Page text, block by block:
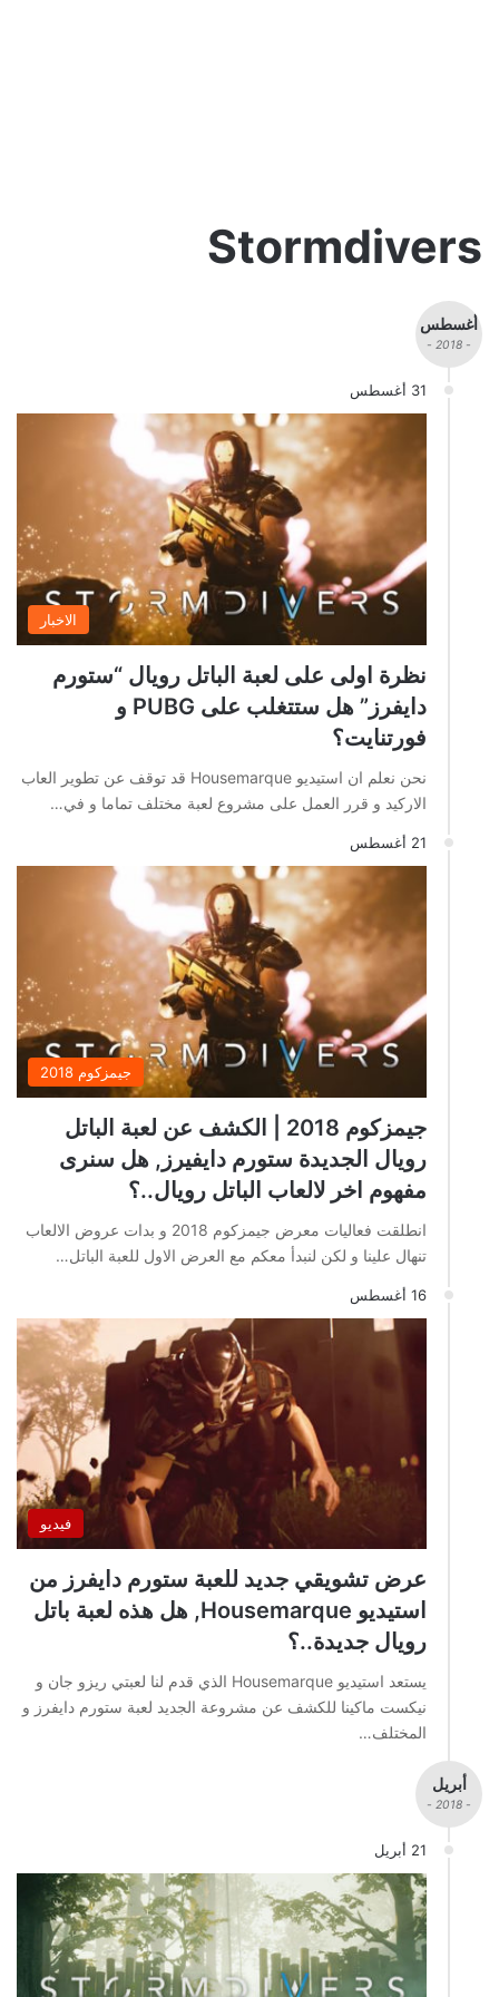
Stormdivers
أغسطس
- 2018 -
31 أغسطس
الاخبار
نظرة اولى على لعبة الباتل رويال “ستورم
دايفرز” هل ستتغلب على PUBG و
فورتنايت؟
نحن نعلم ان استيديو Housemarque قد توقف عن تطوير العاب
الاركيد و قرر العمل على مشروع لعبة مختلف تماما و في…
21 أغسطس
جيمزكوم 2018
جيمزكوم 2018 | الكشف عن لعبة الباتل
رويال الجديدة ستورم دايفيرز, هل سنرى
مفهوم اخر لالعاب الباتل رويال..؟
انطلقت فعاليات معرض جيمزكوم 2018 و بدات عروض الالعاب
تنهال علينا و لكن لنبدأ معكم مع العرض الاول للعبة الباتل…
16 أغسطس
فيديو
عرض تشويقي جديد للعبة ستورم دايفرز من
استيديو Housemarque, هل هذه لعبة باتل
رويال جديدة..؟
يستعد استيديو Housemarque الذي قدم لنا لعبتي ريزو جان و
نيكست ماكينا للكشف عن مشروعة الجديد لعبة ستورم دايفرز و
المختلف…
أبريل
- 2018 -
21 أبريل